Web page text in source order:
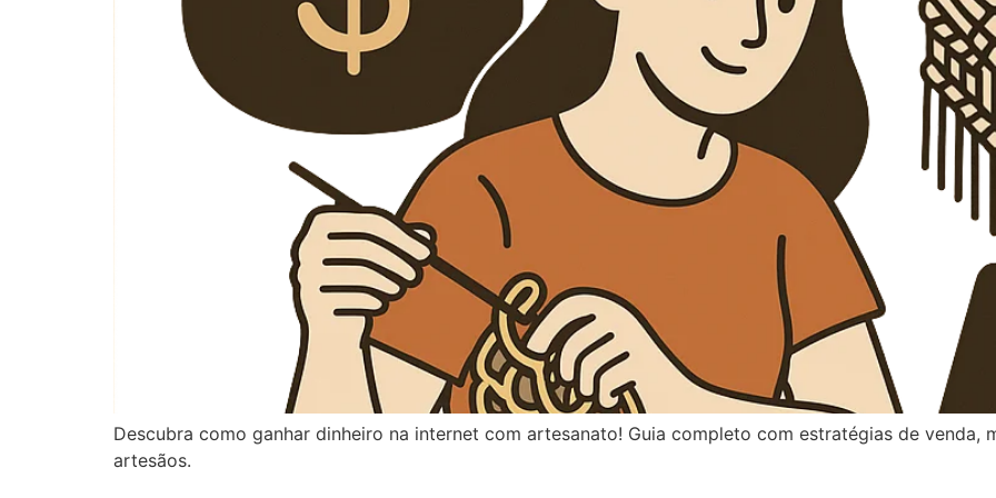
Descubra como ganhar dinheiro na internet com artesanato! Guia completo com estratégias de
artesãos.